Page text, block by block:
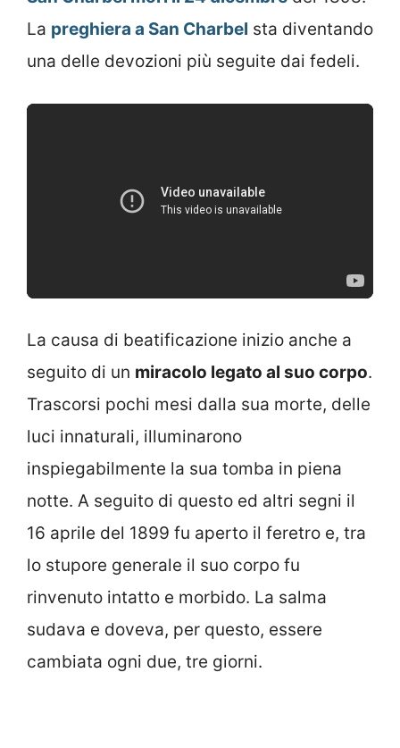
La preghiera a San Charbel sta diventando
una delle devozioni più seguite dai fedeli.
La causa di beatificazione inizio anche a
seguito di un miracolo legato al suo corpo.
Trascorsi pochi mesi dalla sua morte, delle
luci innaturali, illuminarono
inspiegabilmente la sua tomba in piena
notte. A seguito di questo ed altri segni il
16 aprile del 1899 fu aperto il feretro e, tra
lo stupore generale il suo corpo fu
rinvenuto intatto e morbido. La salma
sudava e doveva, per questo, essere
cambiata ogni due, tre giorni.